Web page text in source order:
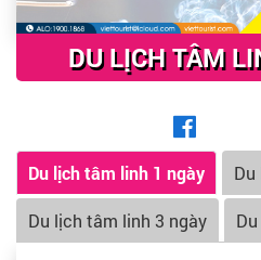
DU LỊCH TÂM
Du lịch tâm linh 1 ngày
Du lịch tâm linh 3 ngày